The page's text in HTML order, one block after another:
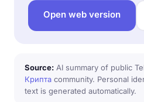
Open web version
Source: AI summary of public
Крипта community. Personal
text is generated automatically.